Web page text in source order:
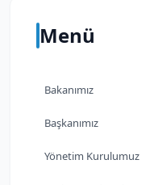
Menü
Bakanımız
Başkanımız
Yönetim Kurulumuz